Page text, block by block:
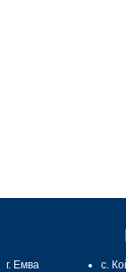
г. Емва
с.